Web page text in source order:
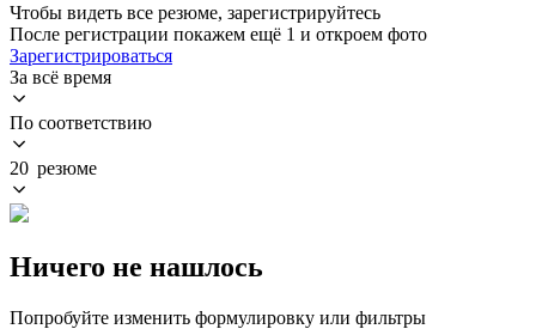
Чтобы видеть все резюме, зарегистрируйтесь
После регистрации покажем ещё 1 и откроем фото
Зарегистрироваться
За всё время
По соответствию
20 резюме
Ничего не нашлось
Попробуйте изменить формулировку или фильтры